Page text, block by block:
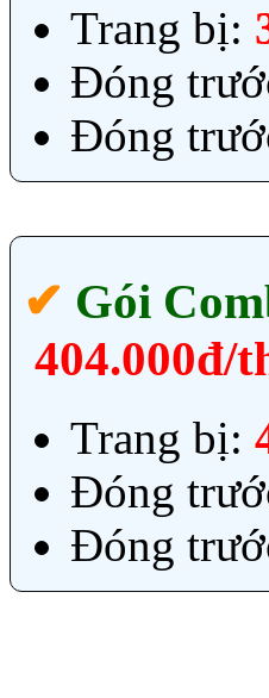
Trang bị:
Đóng
Đóng
✔‎ Gói
404.000đ/
Trang bị:
Đóng
Đóng